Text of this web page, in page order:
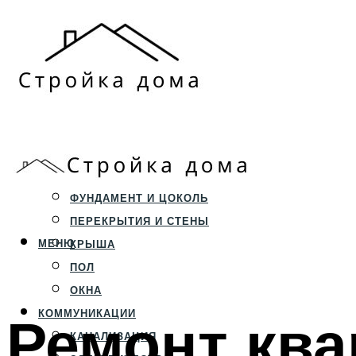
СТРОИТЕЛЬСТВО
ФУНДАМЕНТ И ЦОКОЛЬ
ПЕРЕКРЫТИЯ И СТЕНЫ
КРЫША
ПОЛ
ОКНА
КОММУНИКАЦИИ
КАНАЛИЗАЦИЯ
МЕНЮ